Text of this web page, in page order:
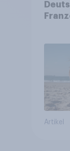
Artikel